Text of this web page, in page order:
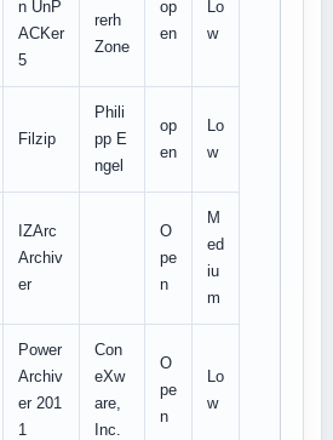
n UnP
ACKer
5
rerh
Zone
op
en
Lo
w
Filzip
Phili
pp E
ngel
op
en
Lo
w
IZArc
Archiv
er
O
pe
n
M
ed
iu
m
Power
Archiv
er 201
1
Con
eXw
are,
Inc.
O
pe
n
Lo
w